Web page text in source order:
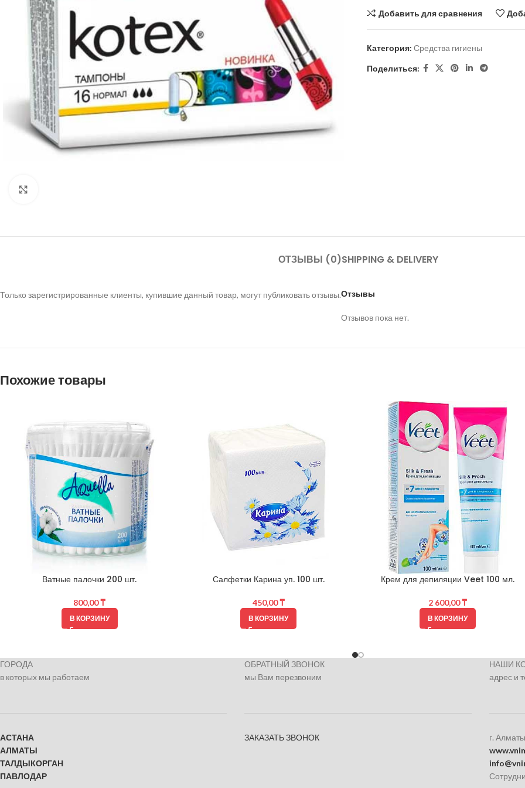
Добавить для сравнения
Категория: Средства гигиены
Поделиться:
ОТЗЫВЫ (0)SHIPPING & DELIVERY
Отзывы
Отзывов пока нет.
Только зарегистрированные клиенты, купившие данный товар, могут публиковать отзывы.
Похожие товары
Ватные палочки 200 шт.
800,00₸
В КОРЗИНУ
Салфетки Карина уп. 100 шт.
450,00₸
В КОРЗИНУ
Крем для депиляции Veet 100 мл.
2 600,00₸
В КОРЗИНУ
ГОРОДА
в которых мы работаем
АСТАНА
АЛМАТЫ
ТАЛДЫКОРГАН
ПАВЛОДАР
ОБРАТНЫЙ ЗВОНОК
мы Вам перезвоним
ЗАКАЗАТЬ ЗВОНОК
НАШИ
адрес и
г.